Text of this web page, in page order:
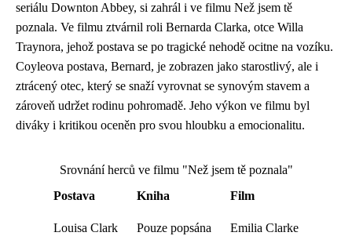
seriálu Downton Abbey, si zahrál i ve filmu Než jsem tě
poznala. Ve filmu ztvárnil roli Bernarda Clarka, otce Willa
Traynora, jehož postava se po tragické nehodě ocitne na vozíku.
Coyleova postava, Bernard, je zobrazen jako starostlivý, ale i
ztrácený otec, který se snaží vyrovnat se synovým stavem a
zároveň udržet rodinu pohromadě. Jeho výkon ve filmu byl
diváky i kritikou oceněn pro svou hloubku a emocionalitu.
Srovnání herců ve filmu "Než jsem tě poznala"
Postava
Kniha Film
Louisa Clark Pouze popsána Emilia Clarke